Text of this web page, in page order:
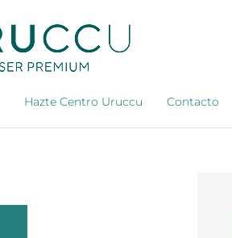
Hazte Centro Uruccu Contacto